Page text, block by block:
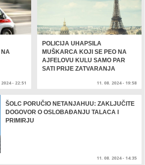
NA
2024 - 22:51
POLICIJA UHAPSILA
MUŠKARCA KOJI SE PEO NA
AJFELOVU KULU SAMO PAR
SATI PRIJE ZATVARANJA
11. 08. 2024 - 19:58
ŠOLC PORUČIO NETANJAHUU: ZAKLJUČITE
DOGOVOR O OSLOBAĐANJU TALACA I
PRIMIRJU
11. 08. 2024 - 14:35